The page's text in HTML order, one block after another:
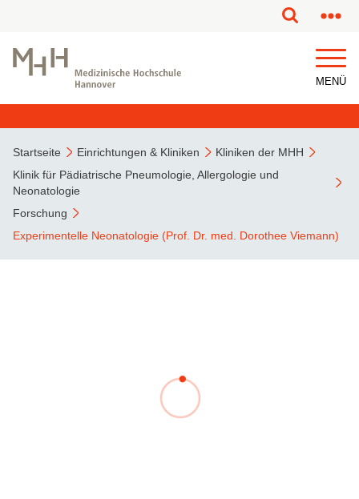
MENÜ
Startseite Einrichtungen & Kliniken
Kliniken der MHH
Klinik für Pädiatrische Pneumologie, Allergologie und
Neonatologie
Forschung
Experimentelle Neonatologie (Prof. Dr. med. Dorothee Viemann)